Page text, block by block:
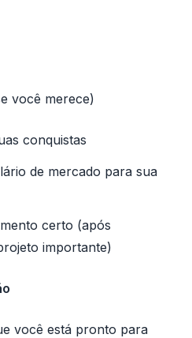
você merece)
conquistas
de mercado para sua
certo (após
importante)
você está pronto para